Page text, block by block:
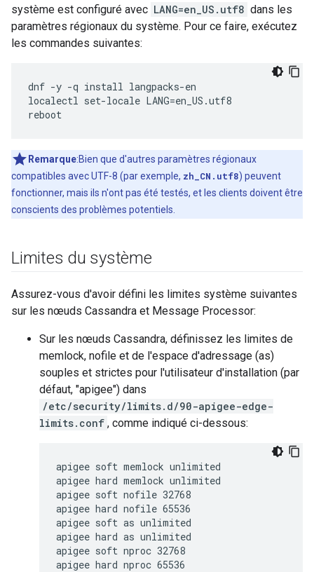
système est configuré avec LANG=en_US.utf8 dans les
paramètres régionaux du système. Pour ce faire, exécutez
les commandes suivantes:
dnf -y -q install langpacks-en
localectl set-locale LANG=en_US.utf8
reboot
Remarque:Bien que d'autres paramètres régionaux
compatibles avec UTF-8 (par exemple, zh_CN.utf8) peuvent
fonctionner, mais ils n'ont pas été testés, et les clients doivent être
conscients des problèmes potentiels.
Limites du système
Assurez-vous d'avoir défini les limites système suivantes
sur les nœuds Cassandra et Message Processor:
Sur les nœuds Cassandra, définissez les limites de
memlock, nofile et de l'espace d'adressage (as)
souples et strictes pour l'utilisateur d'installation (par
défaut, "apigee") dans
/etc/security/limits.d/90-apigee-edge-
limits.conf , comme indiqué ci-dessous:
apigee soft memlock unlimited
apigee hard memlock unlimited
apigee soft nofile 32768
apigee hard nofile 65536
apigee soft as unlimited
apigee hard as unlimited
apigee soft nproc 32768
apigee hard nproc 65536